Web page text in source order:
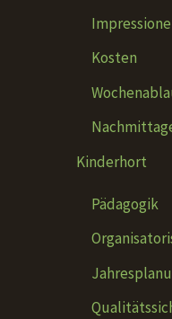
Kosten
Kinderhort
Pädagogik